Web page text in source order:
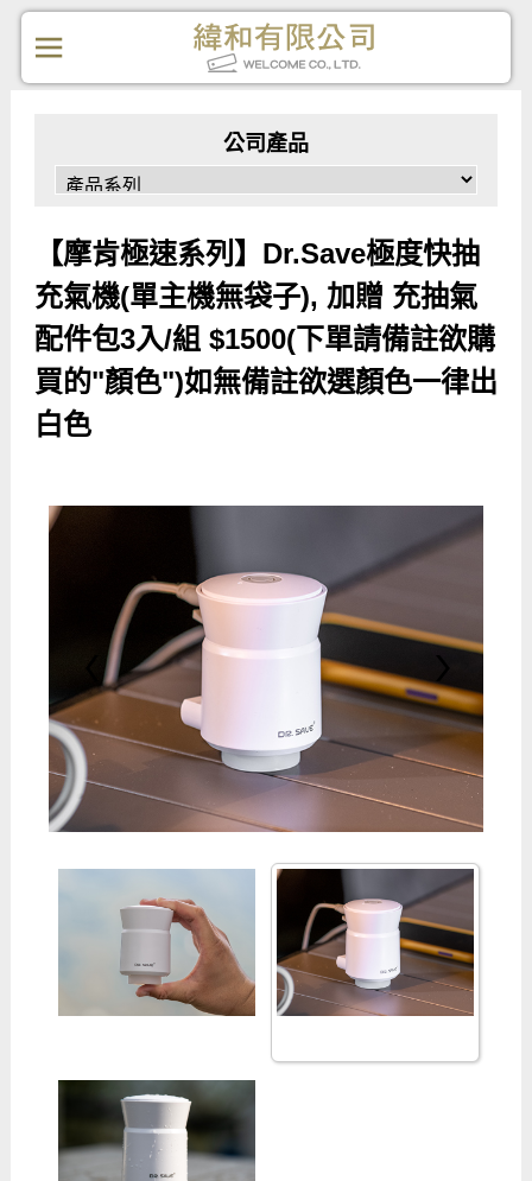
公司產品
【摩肯極速系列】Dr.Save極度快抽
充氣機(單主機無袋子), 加贈 充抽氣
配件包3入/組 $1500(下單請備註欲購
買的"顏色")如無備註欲選顏色一律出
白色